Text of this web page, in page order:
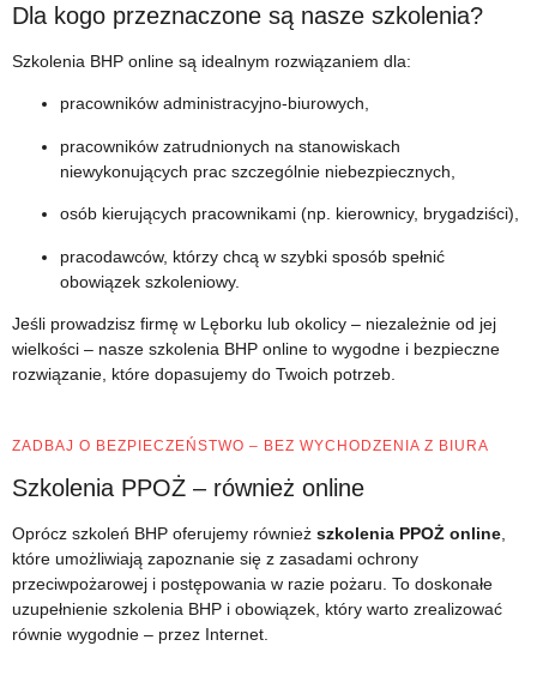
Dla kogo przeznaczone są nasze szkolenia?
Szkolenia BHP online są idealnym rozwiązaniem dla:
pracowników administracyjno-biurowych,
pracowników zatrudnionych na stanowiskach
niewykonujących prac szczególnie niebezpiecznych,
osób kierujących pracownikami (np. kierownicy, brygadziści),
pracodawców, którzy chcą w szybki sposób spełnić
obowiązek szkoleniowy.
Jeśli prowadzisz firmę w Lęborku lub okolicy – niezależnie od jej
wielkości – nasze szkolenia BHP online to wygodne i bezpieczne
rozwiązanie, które dopasujemy do Twoich potrzeb.
ZADBAJ O BEZPIECZEŃSTWO – BEZ WYCHODZENIA Z BIURA
Szkolenia PPOŻ – również online
Oprócz szkoleń BHP oferujemy również szkolenia PPOŻ online,
które umożliwiają zapoznanie się z zasadami ochrony
przeciwpożarowej i postępowania w razie pożaru. To doskonałe
uzupełnienie szkolenia BHP i obowiązek, który warto zrealizować
równie wygodnie – przez Internet.